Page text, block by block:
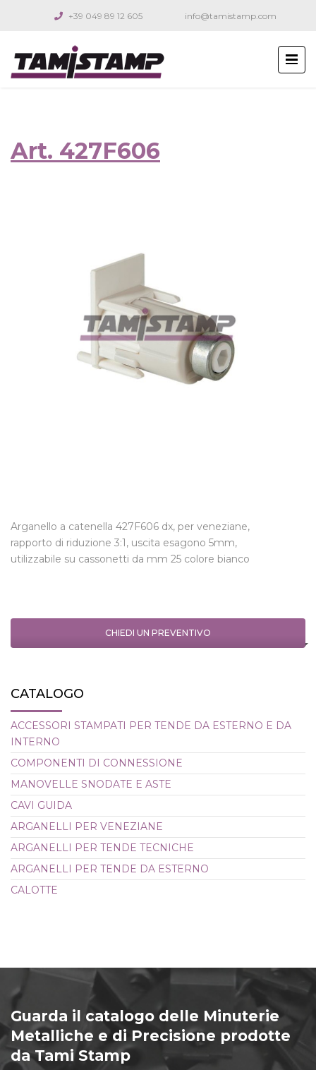
+39 049 89 12 605 info@tamistamp.com
Art. 427F606
Arganello a catenella 427F606 dx, per veneziane,
rapporto di riduzione 3:1, uscita esagono 5mm,
utilizzabile su cassonetti da mm 25 colore bianco
CHIEDI UN PREVENTIVO
CATALOGO
ACCESSORI STAMPATI PER TENDE DA ESTERNO E DA
INTERNO
COMPONENTI DI CONNESSIONE
MANOVELLE SNODATE E ASTE
CAVI GUIDA
ARGANELLI PER VENEZIANE
ARGANELLI PER TENDE TECNICHE
ARGANELLI PER TENDE DA ESTERNO
CALOTTE
Guarda il catalogo delle Minuterie
Metalliche e di Precisione prodotte
da Tami Stamp